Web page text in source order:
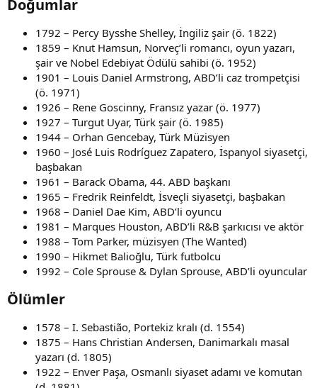
Doğumlar​
1792 – Percy Bysshe Shelley, İngiliz şair (ö. 1822)
1859 – Knut Hamsun, Norveç’li romancı, oyun yazarı,
şair ve Nobel Edebiyat Ödülü sahibi (ö. 1952)
1901 – Louis Daniel Armstrong, ABD’li caz trompetçisi
(ö. 1971)
1926 – Rene Goscinny, Fransız yazar (ö. 1977)
1927 – Turgut Uyar, Türk şair (ö. 1985)
1944 – Orhan Gencebay, Türk Müzisyen
1960 – José Luis Rodríguez Zapatero, İspanyol siyasetçi,
başbakan
1961 – Barack Obama, 44. ABD başkanı
1965 – Fredrik Reinfeldt, İsveçli siyasetçi, başbakan
1968 – Daniel Dae Kim, ABD’li oyuncu
1981 – Marques Houston, ABD’li R&B şarkıcısı ve aktör
1988 – Tom Parker, müzisyen (The Wanted)
1990 – Hikmet Balioğlu, Türk futbolcu
1992 – Cole Sprouse & Dylan Sprouse, ABD’li oyuncular
Ölümler​
1578 – I. Sebastião, Portekiz kralı (d. 1554)
1875 – Hans Christian Andersen, Danimarkalı masal
yazarı (d. 1805)
1922 – Enver Paşa, Osmanlı siyaset adamı ve komutan